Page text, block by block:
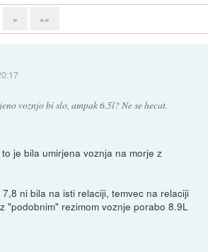
» »»
voznjo bi slo, ampak 6.5l? Ne se hecat.
je bila umirjena voznja na morje z
ni bila na isti relaciji, temvec na relaciji
"podobnim" rezimom voznje porabo 8.9L